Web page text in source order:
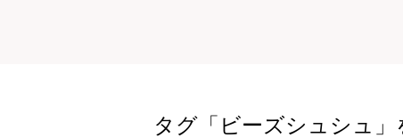
タグ「ビーズシュシュ